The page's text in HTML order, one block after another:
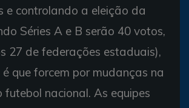
e controlando a eleição da
Séries A e B serão 40 votos,
27 de federações estaduais),
que forcem por mudanças na
futebol nacional. As equipes